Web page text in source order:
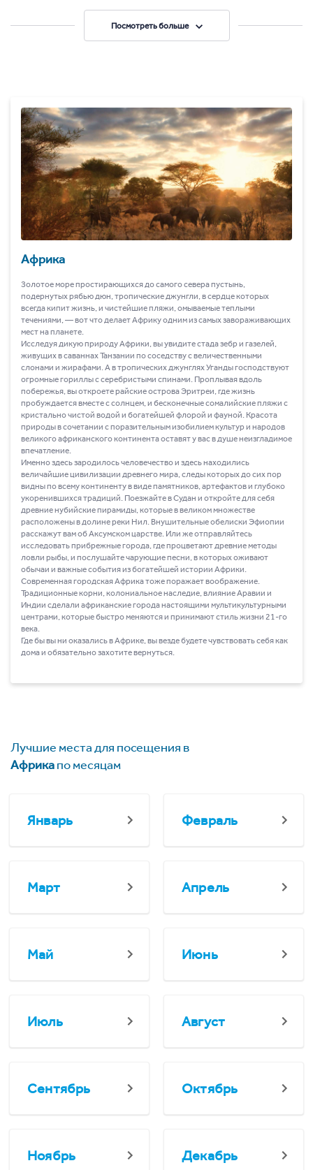
Посмотреть больше
Африка
Золотое море простирающихся до самого севера пустынь,
подернутых рябью дюн, тропические джунгли, в сердце которых
всегда кипит жизнь, и чистейшие пляжи, омываемые теплыми
течениями, ― вот что делает Африку одним из самых завораживающих
мест на планете.
Исследуя дикую природу Африки, вы увидите стада зебр и газелей,
живущих в саваннах Танзании по соседству с величественными
слонами и жирафами. А в тропических джунглях Уганды господствуют
огромные гориллы с серебристыми спинами. Проплывая вдоль
побережья, вы откроете райские острова Эритреи, где жизнь
пробуждается вместе с солнцем, и бесконечные сомалийские пляжи с
кристально чистой водой и богатейшей флорой и фауной. Красота
природы в сочетании с поразительным изобилием культур и народов
великого африканского континента оставят у вас в душе неизгладимое
впечатление.
Именно здесь зародилось человечество и здесь находились
величайшие цивилизации древнего мира, следы которых до сих пор
видны по всему континенту в виде памятников, артефактов и глубоко
укоренившихся традиций. Поезжайте в Судан и откройте для себя
древние нубийские пирамиды, которые в великом множестве
расположены в долине реки Нил. Внушительные обелиски Эфиопии
расскажут вам об Аксумском царстве. Или же отправляйтесь
исследовать прибрежные города, где процветают древние методы
ловли рыбы, и послушайте чарующие песни, в которых оживают
обычаи и важные события из богатейшей истории Африки.
Современная городская Африка тоже поражает воображение.
Традиционные корни, колониальное наследие, влияние Аравии и
Индии сделали африканские города настоящими мультикультурными
центрами, которые быстро меняются и принимают стиль жизни 21-го
века.
Где бы вы ни оказались в Африке, вы везде будете чувствовать себя как
дома и обязательно захотите вернуться.
Лучшие места для посещения в
Африкапо месяцам
Январь Февраль
Март Апрель
Май Июнь
Июль Август
Сентябрь Октябрь
Ноябрь Декабрь